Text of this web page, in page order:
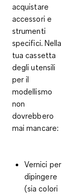
acquistare
accessori e
strumenti
specifici. Nella
tuacassetta
degli utensili
per il
modellismo
non
dovrebbero
mai mancare:
Vernici per
dipingere
(sia colori